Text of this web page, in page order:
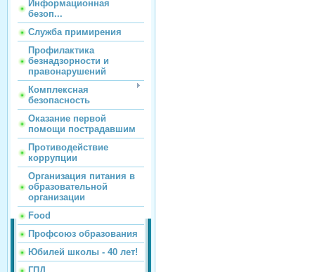
Информационная
безоп...
Служба примирения
Профилактика
безнадзорности и
правонарушений
Комплексная
безопасность
Оказание первой
помощи пострадавшим
Противодействие
коррупции
Организация питания в
образовательной
организации
Food
Профсоюз образования
Юбилей школы - 40 лет!